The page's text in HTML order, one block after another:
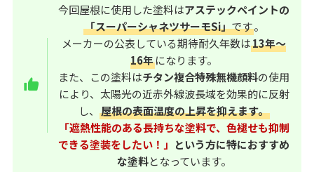
今回屋根に使用した塗料はアステックペイントの
「スーパーシャネツサーモSi」です。
メーカーの公表している期待耐久年数は13年～
16年になります。
また、この塗料はチタン複合特殊無機顔料の使用
により、太陽光の近赤外線波長域を効果的に反射
し、 屋根の表面温度の上昇を抑えます。
「遮熱性能のある長持ちな塗料で、色褪せも抑制
できる塗装をしたい！」 という方に特におすすめ
な塗料となっています。